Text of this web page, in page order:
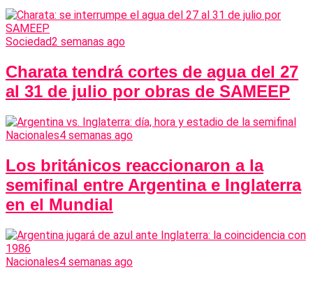
Sociedad2 semanas ago
Charata tendrá cortes de agua del 27
al 31 de julio por obras de SAMEEP
Nacionales4 semanas ago
Los británicos reaccionaron a la
semifinal entre Argentina e Inglaterra
en el Mundial
Nacionales4 semanas ago